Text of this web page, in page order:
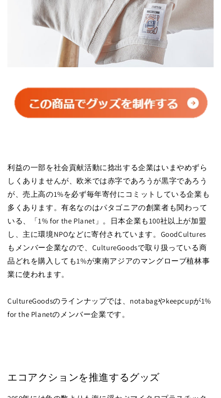
利益の一部を社会貢献活動に捻出する企業はいまやめずら
しくありませんが、欧米では赤字であろうが黒字であろう
が、売上高の1%を必ず毎年寄付にコミットしている企業も
多くあります。有名なのはパタゴニアの創業者も関わって
いる、「1% for the Planet」。日本企業も100社以上が加盟
し、主に環境NPOなどに寄付されています。GoodCultures
もメンバー企業なので、CultureGoodsで取り扱っている商
品どれを購入しても1%が東南アジアのマングローブ植林事
業に使われます。
CultureGoodsのラインナップでは、notabagやkeepcupが1%
for the Planetのメンバー企業です。
エコアクションを推進するグッズ